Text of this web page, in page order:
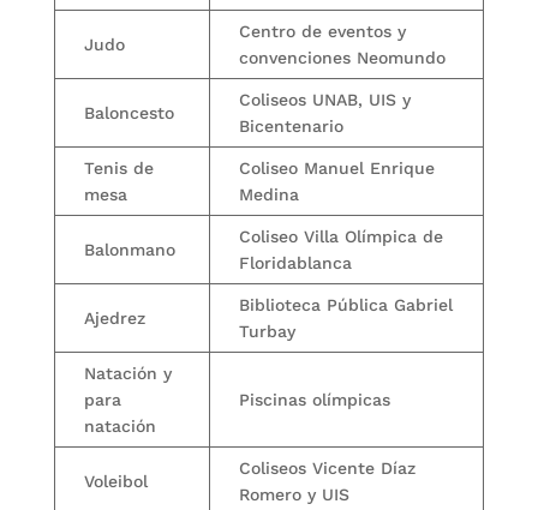
Judo
Centro de eventos y
convenciones Neomundo
Baloncesto
Coliseos UNAB, UIS y
Bicentenario
Tenis de
mesa
Coliseo Manuel Enrique
Medina
Balonmano
Coliseo Villa Olímpica de
Floridablanca
Ajedrez
Biblioteca Pública Gabriel
Turbay
Natación y
para
natación
Piscinas olímpicas
Voleibol
Coliseos Vicente Díaz
Romero y UIS